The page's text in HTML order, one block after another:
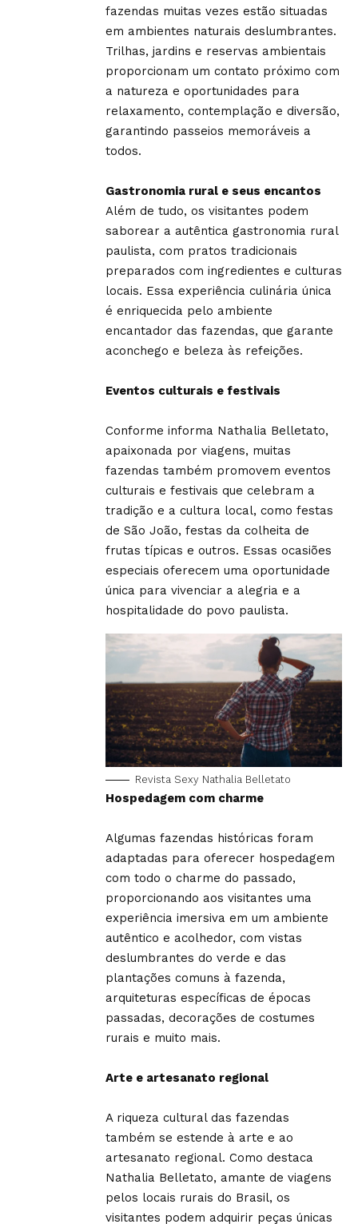
fazendas muitas vezes estão situadas
em ambientes naturais deslumbrantes.
Trilhas, jardins e reservas ambientais
proporcionam um contato próximo com
a natureza e oportunidades para
relaxamento, contemplação e diversão,
garantindo passeios memoráveis a
todos.
Gastronomia rural e seus encantos
Além de tudo, os visitantes podem
saborear a autêntica gastronomia rural
paulista, com pratos tradicionais
preparados com ingredientes e culturas
locais. Essa experiência culinária única
é enriquecida pelo ambiente
encantador das fazendas, que garante
aconchego e beleza às refeições.
Eventos culturais e festivais
Conforme informa Nathalia Belletato,
apaixonada por viagens, muitas
fazendas também promovem eventos
culturais e festivais que celebram a
tradição e a cultura local, como festas
de São João, festas da colheita de
frutas típicas e outros. Essas ocasiões
especiais oferecem uma oportunidade
única para vivenciar a alegria e a
hospitalidade do povo paulista.
Revista Sexy Nathalia Belletato
Hospedagem com charme
Algumas fazendas históricas foram
adaptadas para oferecer hospedagem
com todo o charme do passado,
proporcionando aos visitantes uma
experiência imersiva em um ambiente
autêntico e acolhedor, com vistas
deslumbrantes do verde e das
plantações comuns à fazenda,
arquiteturas específicas de épocas
passadas, decorações de costumes
rurais e muito mais.
Arte e artesanato regional
A riqueza cultural das fazendas
também se estende à arte e ao
artesanato regional. Como destaca
Nathalia Belletato, amante de viagens
pelos locais rurais do Brasil, os
visitantes podem adquirir peças únicas